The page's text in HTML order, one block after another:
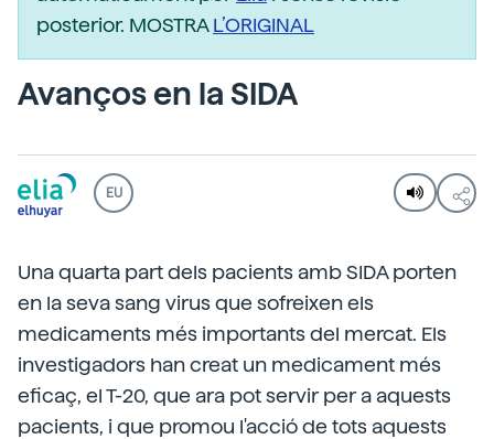
posterior. MOSTRAL’ORIGINAL
Avanços en la SIDA
EU
Una quarta part dels pacients amb SIDA porten
en la seva sang virus que sofreixen els
medicaments més importants del mercat. Els
investigadors han creat un medicament més
eficaç, el T-20, que ara pot servir per a aquests
pacients, i que promou l'acció de tots aquests